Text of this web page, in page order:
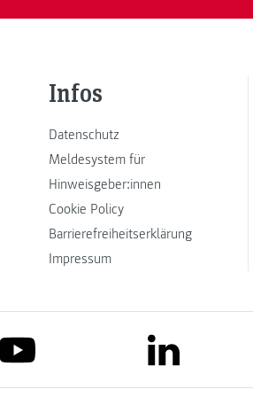
Infos
Datenschutz
Meldesystem für
Hinweisgeber:innen
Cookie Policy
Barrierefreiheitserklärung
Impressum
link to youtube link to linkedin